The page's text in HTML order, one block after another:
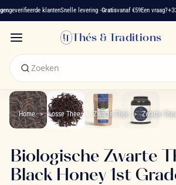
geverifieerde klantenSnelle levering -Gratisvanaf €59Een vraag?+33
Thés & Traditions
Home Losse Thee Zwarte Thee Zwarte
Biologische Zwarte
Black Honey 1st